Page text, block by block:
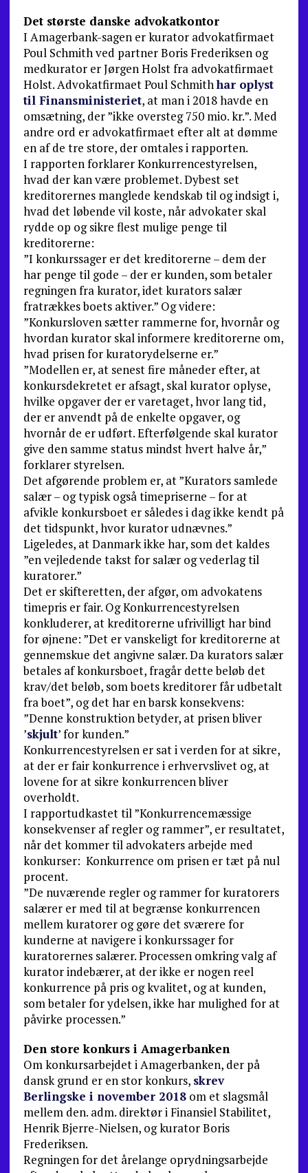
Det største danske advokatkontor
I Amagerbank-sagen er kurator advokatfirmaet
Poul Schmith ved partner Boris Frederiksen og
medkurator er Jørgen Holst fra advokatfirmaet
Holst. Advokatfirmaet Poul Schmithhar oplyst
til Finansministeriet, at man i 2018 havde en
omsætning, der ”ikke oversteg 750 mio. kr.”. Med
andre ord er advokatfirmaet efter alt at dømme
en af de tre store, der omtales i rapporten.
I rapporten forklarer Konkurrencestyrelsen,
hvad der kan være problemet. Dybest set
kreditorernes manglede kendskab til og indsigt i,
hvad det løbende vil koste, når advokater skal
rydde op og sikre flest mulige penge til
kreditorerne:
”I konkurssager er det kreditorerne – dem der
har penge til gode – der er kunden, som betaler
regningen fra kurator, idet kurators salær
fratrækkes boets aktiver.” Og videre:
”Konkursloven sætter rammerne for, hvornår og
hvordan kurator skal informere kreditorerne om,
hvad prisen for kuratorydelserne er.”
”Modellen er, at senest fire måneder efter, at
konkursdekretet er afsagt, skal kurator oplyse,
hvilke opgaver der er varetaget, hvor lang tid,
der er anvendt på de enkelte opgaver, og
hvornår de er udført. Efterfølgende skal kurator
give den samme status mindst hvert halve år,”
forklarer styrelsen.
Det afgørende problem er, at ”Kurators samlede
salær – og typisk også timepriserne – for at
afvikle konkursboet er således i dag ikke kendt på
det tidspunkt, hvor kurator udnævnes.”
Ligeledes, at Danmark ikke har, som det kaldes
”en vejledende takst for salær og vederlag til
kuratorer.”
Det er skifteretten, der afgør, om advokatens
timepris er fair. Og Konkurrencestyrelsen
konkluderer, at kreditorerne ufrivilligt har bind
for øjnene: ”Det er vanskeligt for kreditorerne at
gennemskue det angivne salær. Da kurators salær
betales af konkursboet, fragår dette beløb det
krav/det beløb, som boets kreditorer får udbetalt
fra boet”, og det har en barsk konsekvens:
”Denne konstruktion betyder, at prisen bliver
’skjult’ for kunden.”
Konkurrencestyrelsen er sat i verden for at sikre,
at der er fair konkurrence i erhvervslivet og, at
lovene for at sikre konkurrencen bliver
overholdt.
I rapportudkastet til ”Konkurrencemæssige
konsekvenser af regler og rammer”, er resultatet,
når det kommer til advokaters arbejde med
konkurser: Konkurrence om prisen er tæt på nul
procent.
”De nuværende regler og rammer for kuratorers
salærer er med til at begrænse konkurrencen
mellem kuratorer og gøre det sværere for
kunderne at navigere i konkurssager for
kuratorernes salærer. Processen omkring valg af
kurator indebærer, at der ikke er nogen reel
konkurrence på pris og kvalitet, og at kunden,
som betaler for ydelsen, ikke har mulighed for at
påvirke processen.”
Den store konkurs i Amagerbanken
Om konkursarbejdet i Amagerbanken, der på
dansk grund er en stor konkurs, skrev
Berlingske i november 2018om et slagsmål
mellem den. adm. direktør i Finansiel Stabilitet,
Henrik Bjerre-Nielsen, og kurator Boris
Frederiksen.
Regningen for det årelange oprydningsarbejde